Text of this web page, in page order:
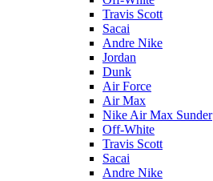
Travis Scott
Sacai
Andre Nike
Jordan
Dunk
Air Force
Air Max
Nike Air Max Sunder
Off-White
Travis Scott
Sacai
Andre Nike